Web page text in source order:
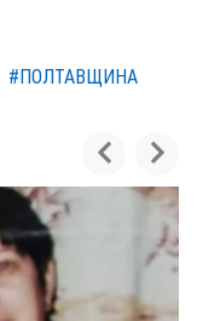
#ПОЛТАВЩИНА